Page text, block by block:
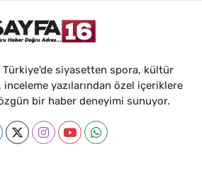
Türkiye'de siyasetten spora, kültür
yazılarından özel içeriklere
bir haber deneyimi sunuyor.